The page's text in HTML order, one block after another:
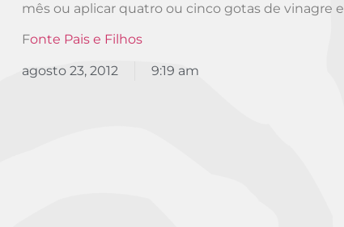
mês ou aplicar quatro ou cinco gotas de vinagre
Fonte Pais e Filhos
agosto 23, 2012 9:19 am